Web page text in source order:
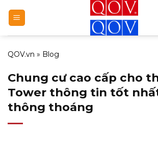
qua
nội
dung
QOV.vn » Blog
Chung cư cao cấp cho
Tower thông tin tốt
thông thoáng